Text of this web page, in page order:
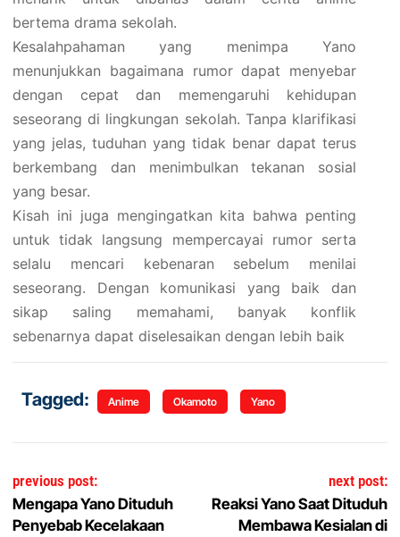
bertema drama sekolah.
Kesalahpahaman yang menimpa Yano
menunjukkan bagaimana rumor dapat menyebar
dengan cepat dan memengaruhi kehidupan
seseorang di lingkungan sekolah. Tanpa klarifikasi
yang jelas, tuduhan yang tidak benar dapat terus
berkembang dan menimbulkan tekanan sosial
yang besar.
Kisah ini juga mengingatkan kita bahwa penting
untuk tidak langsung mempercayai rumor serta
selalu mencari kebenaran sebelum menilai
seseorang. Dengan komunikasi yang baik dan
sikap saling memahami, banyak konflik
sebenarnya dapat diselesaikan dengan lebih baik
Tagged: Anime Okamoto Yano
Navigasi pos
previous post:
Mengapa Yano Dituduh
Penyebab Kecelakaan
next post:
Reaksi Yano Saat Dituduh
Membawa Kesialan di